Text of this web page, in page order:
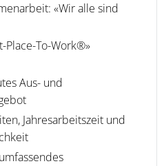
«Wir alle sind
Place-To-Work®»
Aus- und
Jahresarbeitszeit und